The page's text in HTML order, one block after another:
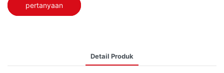
pertanyaan
Detail Produk